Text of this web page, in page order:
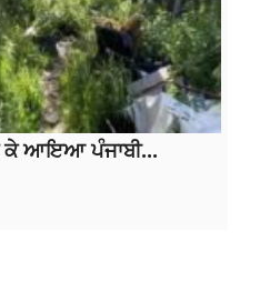
ਕੇ ਆਇਆ ਪੰਜਾਬੀ...